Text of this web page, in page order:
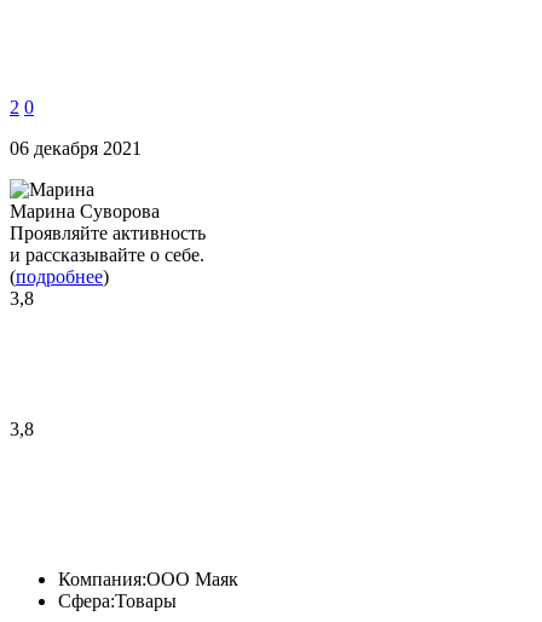
2 0
06 декабря 2021
Марина Суворова
Проявляйте активность
и рассказывайте о себе.
(подробнее)
3,8
3,8
Компания:ООО Маяк
Сфера:Товары